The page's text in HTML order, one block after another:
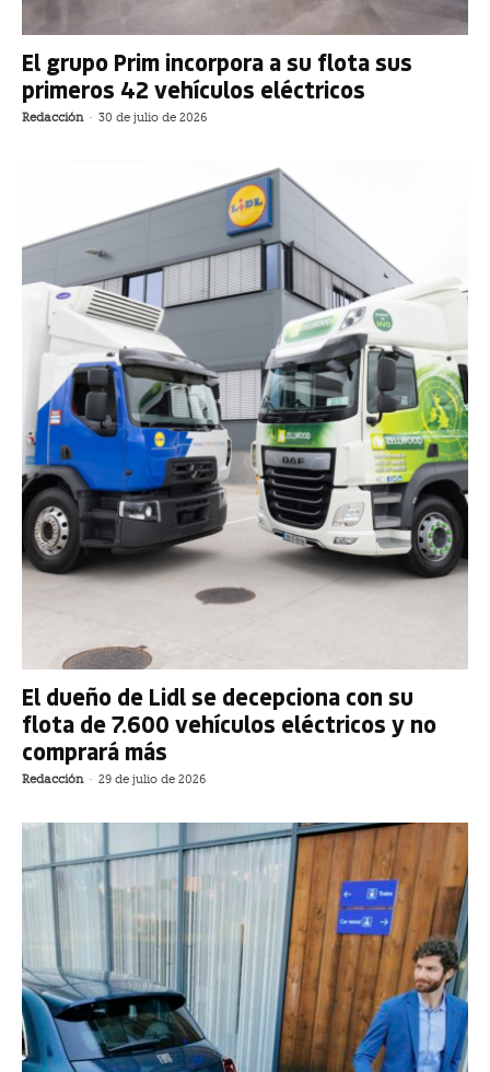
El grupo Prim incorpora a su flota sus
primeros 42 vehículos eléctricos
Redacción - 30 de julio de 2026
El dueño de Lidl se decepciona con su
flota de 7.600 vehículos eléctricos y no
comprará más
Redacción - 29 de julio de 2026